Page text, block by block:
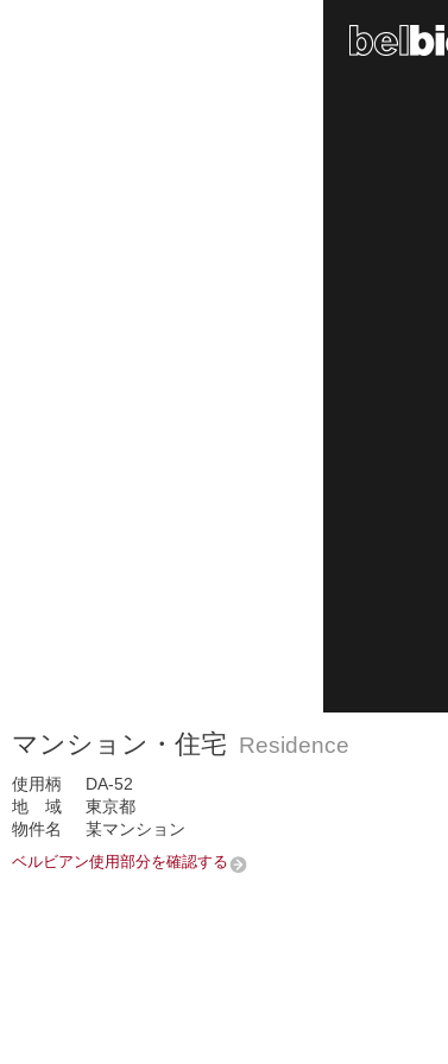
マンション・住宅 Residence
使用柄
DA-52
地 域
東京都
物件名
某マンション
ベルビアン使用部分を確認する